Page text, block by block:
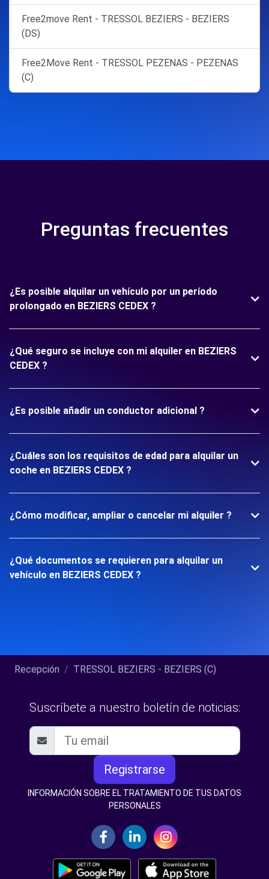
Free2move Rent - TRESSOL BEZIERS - BEZIERS
(DS)
Free2Move Rent - TRESSOL PEZENAS - PEZENAS
(C)
Preguntas frecuentes
¿Es posible alquilar un vehículo por un período
prolongado en BEZIERS CEDEX ?
¿Qué seguro se incluye con mi alquiler en BEZIERS
CEDEX ?
¿Es posible añadir un conductor adicional ?
¿Cuáles son los requisitos de edad para alquilar un
coche en BEZIERS CEDEX ?
¿Cómo modificar, ampliar o cancelar mi alquiler ?
¿Qué documentos se requieren para alquilar un
vehículo en BEZIERS CEDEX ?
Recepción TRESSOL BEZIERS - BEZIERS (C)
Suscríbete a nuestro boletín de noticias:
Registrarse
INFORMACIÓN SOBRE EL TRATAMIENTO DE TUS DATOS
PERSONALES